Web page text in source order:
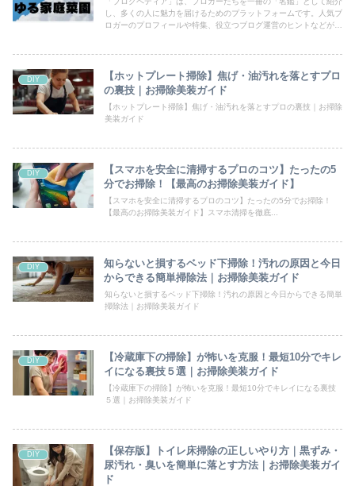
し、多くの人に魅力を届けるためのプラットフォームです。人気ブ
ロガーのプロフィールや特集、役立つブログ運営のヒントなどが満
DIY
【ホットプレート掃除】焦げ・油汚れを落とすプロ
の裏技｜お掃除美装ガイド
【ホットプレート掃除】焦げ・油汚れを落とすプロの裏技｜お掃除
美装ガイド
DIY
【スマホを安全に清掃するプロのコツ】たったの5
分でお掃除！【最高のお掃除美装ガイド】
【スマホを安全に清掃するプロのコツ】たったの5分でお掃除！
【最高のお掃除美装ガイド】スマホ清掃を徹底...
DIY
知らないと損するベッド下掃除！汚れの原因と今日
からできる簡単掃除法｜お掃除美装ガイド
知らないと損するベッド下掃除！汚れの原因と今日からできる簡単
掃除法｜お掃除美装ガイド
DIY
【冷蔵庫下の掃除】が怖いを克服！最短10分でキレ
イになる裏技５選｜お掃除美装ガイド
【冷蔵庫下の掃除】が怖いを克服！最短10分でキレイになる裏技
５選｜お掃除美装ガイド
DIY
【保存版】トイレ床掃除の正しいやり方｜黒ずみ・
尿汚れ・臭いを簡単に落とす方法｜お掃除美装ガイ
ド